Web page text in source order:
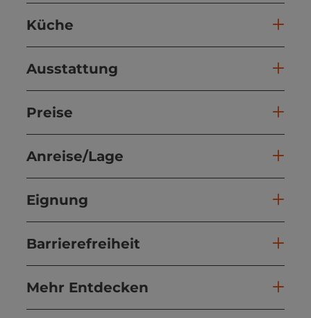
Küche
Ausstattung
Preise
Anreise/Lage
Eignung
Barrierefreiheit
Mehr Entdecken